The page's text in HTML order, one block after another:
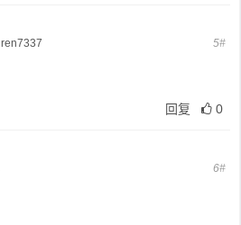
ren7337 5#
回复 0
6#